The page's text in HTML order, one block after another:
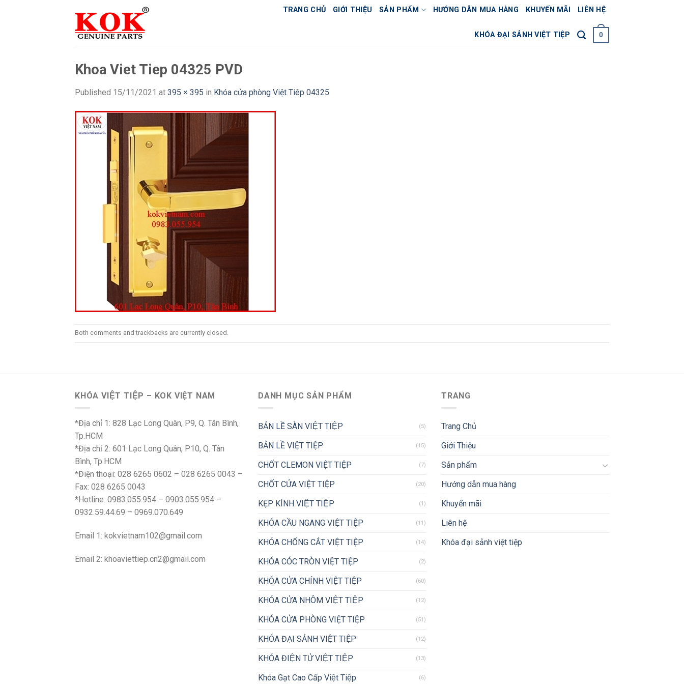
TRANG CHỦ GIỚI THIỆU SẢN PHẨM HƯỚNG DẪN MUA HÀNG KHUYẾN MÃI LIÊN HỆ
KHÓA ĐẠI SẢNH VIỆT TIỆP 0
Khoa Viet Tiep 04325 PVD
Published 15/11/2021 at 395 × 395 in Khóa cửa phòng Việt Tiêp 04325
Both comments and trackbacks are currently closed.
KHÓA VIỆT TIỆP – KOK VIỆT NAM
*Địa chỉ 1: 828 Lạc Long Quân, P9, Q. Tân Bình,
Tp.HCM
*Địa chỉ 2: 601 Lạc Long Quân, P10, Q. Tân
Bình, Tp.HCM
*Điện thoại: 028 6265 0602 – 028 6265 0043 –
Fax: 028 6265 0043
*Hotline: 0983.055.954 – 0903.055.954 –
0932.59.44.69 – 0969.070.649
Email 1: kokvietnam102@gmail.com
Email 2: khoaviettiep.cn2@gmail.com
DANH MỤC SẢN PHẨM
BẢN LỀ SÀN VIỆT TIỆP (5)
BẢN LỀ VIỆT TIỆP (15)
CHỐT CLEMON VIỆT TIỆP (7)
CHỐT CỬA VIỆT TIỆP (20)
KẸP KÍNH VIỆT TIỆP (1)
KHÓA CẦU NGANG VIỆT TIỆP (11)
KHÓA CHỐNG CẮT VIỆT TIỆP (14)
KHÓA CÓC TRÒN VIỆT TIỆP (2)
KHÓA CỬA CHÍNH VIỆT TIỆP (60)
KHÓA CỬA NHÔM VIỆT TIỆP (12)
KHÓA CỬA PHÒNG VIỆT TIỆP (51)
KHÓA ĐẠI SẢNH VIỆT TIỆP (12)
KHÓA ĐIỆN TỬ VIỆT TIỆP (13)
Khóa Gạt Cao Cấp Việt Tiệp (6)
TRANG
Trang Chủ
Giới Thiệu
Sản phẩm
Hướng dẫn mua hàng
Khuyến mãi
Liên hệ
Khóa đại sảnh việt tiệp